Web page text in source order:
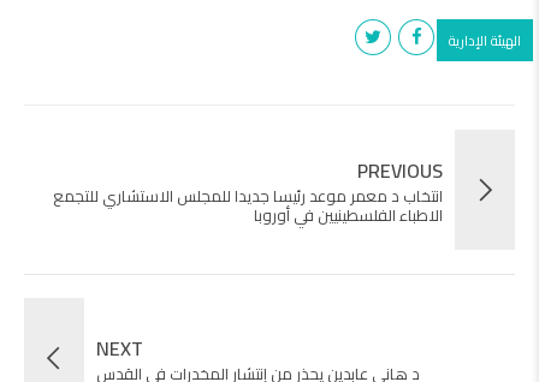
الهيئة الإدارية
PREVIOUS
انتخاب د معمر موعد رئيسا جديدا للمجلس الاستشاري للتجمع
الاطباء الفلسطينيين في أوروبا
NEXT
د هاني عابدين يحذر من إنتشار المخدرات في القدس